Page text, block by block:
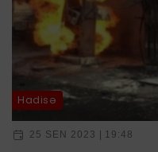
Hadisə
25 SEN 2023 | 19:48